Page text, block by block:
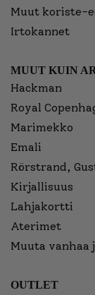
Muut koriste-
Irtokannet
MUUT KUIN
Hackman
Royal
Marimekko
Emali
Rörstrand,
Kirjallisuus
Lahjakortti
Aterimet
Muuta vanhaa
OUTLET